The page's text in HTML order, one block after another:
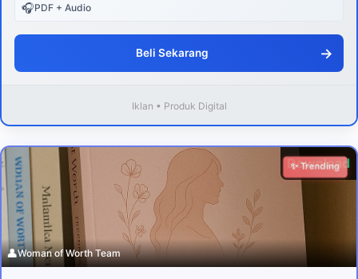
🎧PDF + Audio
Beli Sekarang →
Iklan • Produk Digital
Download
✨ Trending
👤Woman of Worth Team